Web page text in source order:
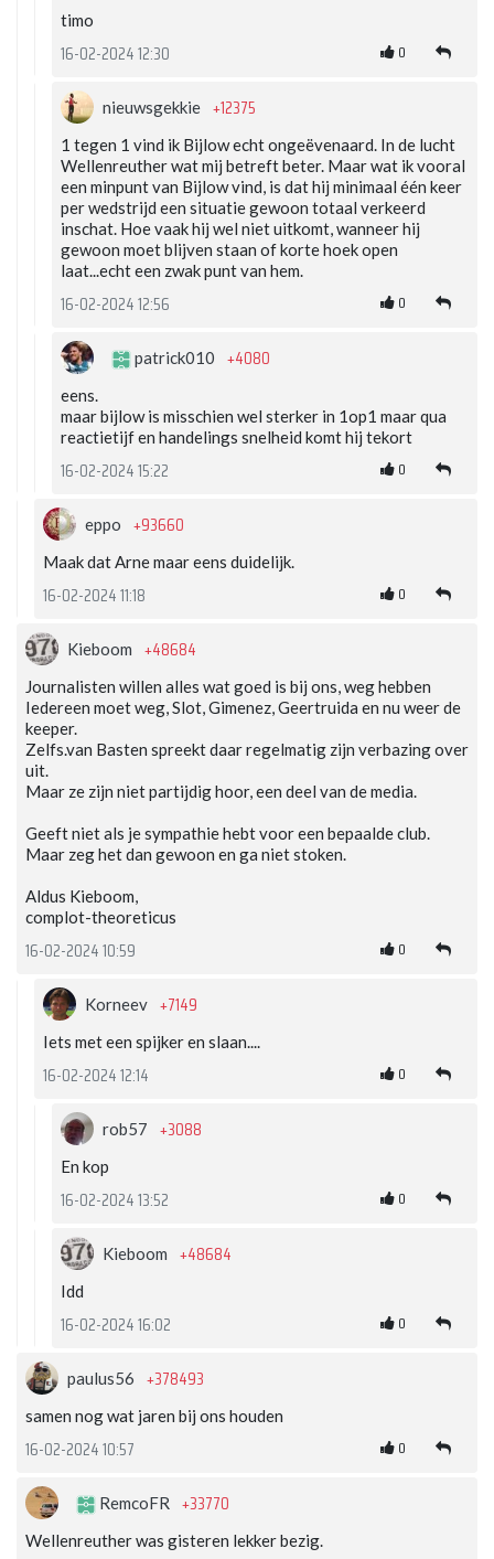
timo
16-02-2024 12:30 0
nieuwsgekkie +12375
1 tegen 1 vind ik Bijlow echt ongeëvenaard. In de lucht
Wellenreuther wat mij betreft beter. Maar wat ik vooral
een minpunt van Bijlow vind, is dat hij minimaal één keer
per wedstrijd een situatie gewoon totaal verkeerd
inschat. Hoe vaak hij wel niet uitkomt, wanneer hij
gewoon moet blijven staan of korte hoek open
laat...echt een zwak punt van hem.
16-02-2024 12:56 0
patrick010 +4080
eens.
maar bijlow is misschien wel sterker in 1op1 maar qua
reactietijf en handelings snelheid komt hij tekort
16-02-2024 15:22 0
eppo +93660
Maak dat Arne maar eens duidelijk.
16-02-2024 11:18 0
Kieboom +48684
Journalisten willen alles wat goed is bij ons, weg hebben
Iedereen moet weg, Slot, Gimenez, Geertruida en nu weer de
keeper.
Zelfs.van Basten spreekt daar regelmatig zijn verbazing over
uit.
Maar ze zijn niet partijdig hoor, een deel van de media.
Geeft niet als je sympathie hebt voor een bepaalde club.
Maar zeg het dan gewoon en ga niet stoken.
Aldus Kieboom,
complot-theoreticus
16-02-2024 10:59 0
Korneev +7149
Iets met een spijker en slaan....
16-02-2024 12:14 0
rob57 +3088
En kop
16-02-2024 13:52 0
Kieboom +48684
Idd
16-02-2024 16:02 0
paulus56 +378493
samen nog wat jaren bij ons houden
16-02-2024 10:57 0
RemcoFR +33770
Wellenreuther was gisteren lekker bezig.